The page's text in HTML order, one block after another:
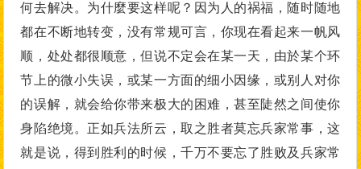
何去解决。为什麼要这样呢？因为人的祸福，随时随地
都在不断地转变，没有常规可言，你现在看起来一帆风
顺，处处都很顺意，但说不定会在某一天，由於某个环
节上的微小失误，或某一方面的细小因缘，或别人对你
的误解，就会给你带来极大的困难，甚至陡然之间使你
身陷绝境。正如兵法所云，取之胜者莫忘兵家常事，这
就是说，得到胜利的时候，千万不要忘了胜败及兵家常